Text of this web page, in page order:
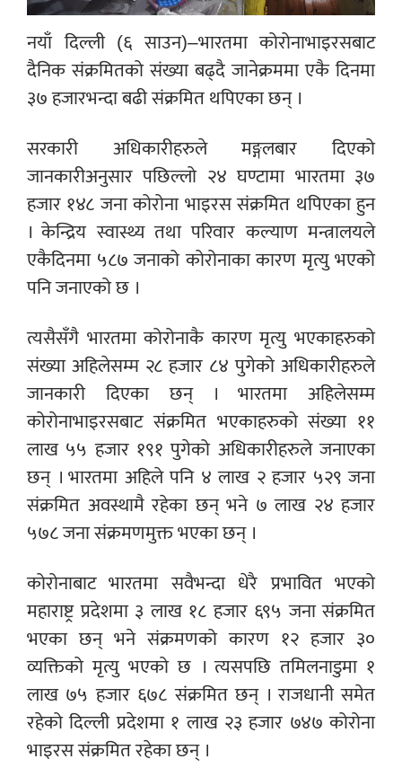
नयाँ दिल्ली (६ साउन)–भारतमा कोरोनाभाइरसबाट
दैनिक संक्रमितको संख्या बढ्दै जानेक्रममा एकै दिनमा
३७ हजारभन्दा बढी संक्रमित थपिएका छन् ।
सरकारी अधिकारीहरुले मङ्गलबार दिएको
जानकारीअनुसार पछिल्लो २४ घण्टामा भारतमा ३७
हजार १४८ जना कोरोना भाइरस संक्रमित थपिएका हुन
। केन्द्रिय स्वास्थ्य तथा परिवार कल्याण मन्त्रालयले
एकैदिनमा ५८७ जनाको कोरोनाका कारण मृत्यु भएको
पनि जनाएको छ ।
त्यसैसँगै भारतमा कोरोनाकै कारण मृत्यु भएकाहरुको
संख्या अहिलेसम्म २८ हजार ८४ पुगेको अधिकारीहरुले
जानकारी दिएका छन् । भारतमा अहिलेसम्म
कोरोनाभाइरसबाट संक्रमित भएकाहरुको संख्या ११
लाख ५५ हजार १९१ पुगेको अधिकारीहरुले जनाएका
छन् । भारतमा अहिले पनि ४ लाख २ हजार ५२९ जना
संक्रमित अवस्थामै रहेका छन् भने ७ लाख २४ हजार
५७८ जना संक्रमणमुक्त भएका छन् ।
कोरोनाबाट भारतमा सवैभन्दा धेरै प्रभावित भएको
महाराष्ट्र प्रदेशमा ३ लाख १८ हजार ६९५ जना संक्रमित
भएका छन् भने संक्रमणको कारण १२ हजार ३०
व्यक्तिको मृत्यु भएको छ । त्यसपछि तमिलनाडुमा १
लाख ७५ हजार ६७८ संक्रमित छन् । राजधानी समेत
रहेको दिल्ली प्रदेशमा १ लाख २३ हजार ७४७ कोरोना
भाइरस संक्रमित रहेका छन् ।